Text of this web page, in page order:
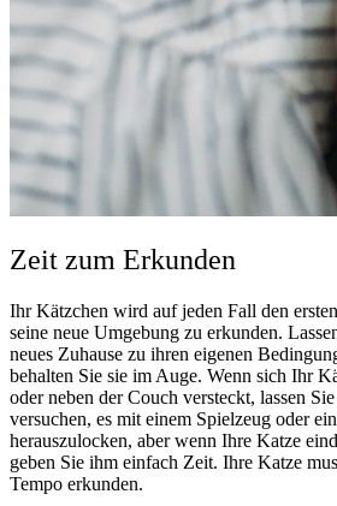
Zeit zum Erkunden
Ihr Kätzchen wird auf jeden Fall den
seine neue Umgebung zu erkunden.
neues Zuhause zu ihren eigenen
behalten Sie sie im Auge. Wenn sich Ihr
oder neben der Couch versteckt, lassen
versuchen, es mit einem Spielzeug oder
herauszulocken, aber wenn Ihre Katze
geben Sie ihm einfach Zeit. Ihre Katze
Tempo erkunden.